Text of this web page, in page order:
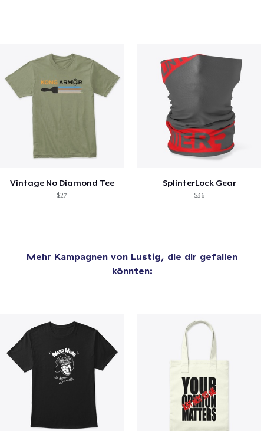
Vintage No Diamond Tee
$27
SplinterLock Gear
$36
Mehr Kampagnen von Lustig, die dir gefallen
könnten: